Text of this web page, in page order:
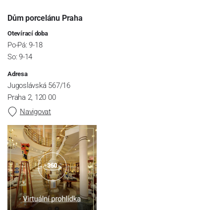
Dům porcelánu Praha
Otevírací doba
Po-Pá: 9-18
So: 9-14
Adresa
Jugoslávská 567/16
Praha 2, 120 00
Navigovat